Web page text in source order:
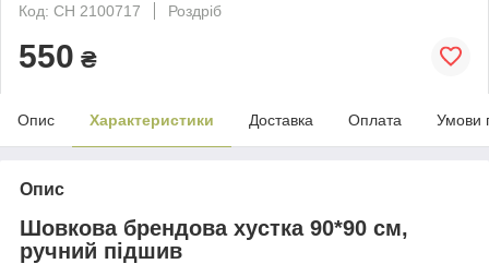
Код: CH 2100717
Роздріб
550 ₴
Опис Характеристики Доставка Оплата Умови
Опис
Шовкова брендова хустка 90*90 см,
ручний підшив